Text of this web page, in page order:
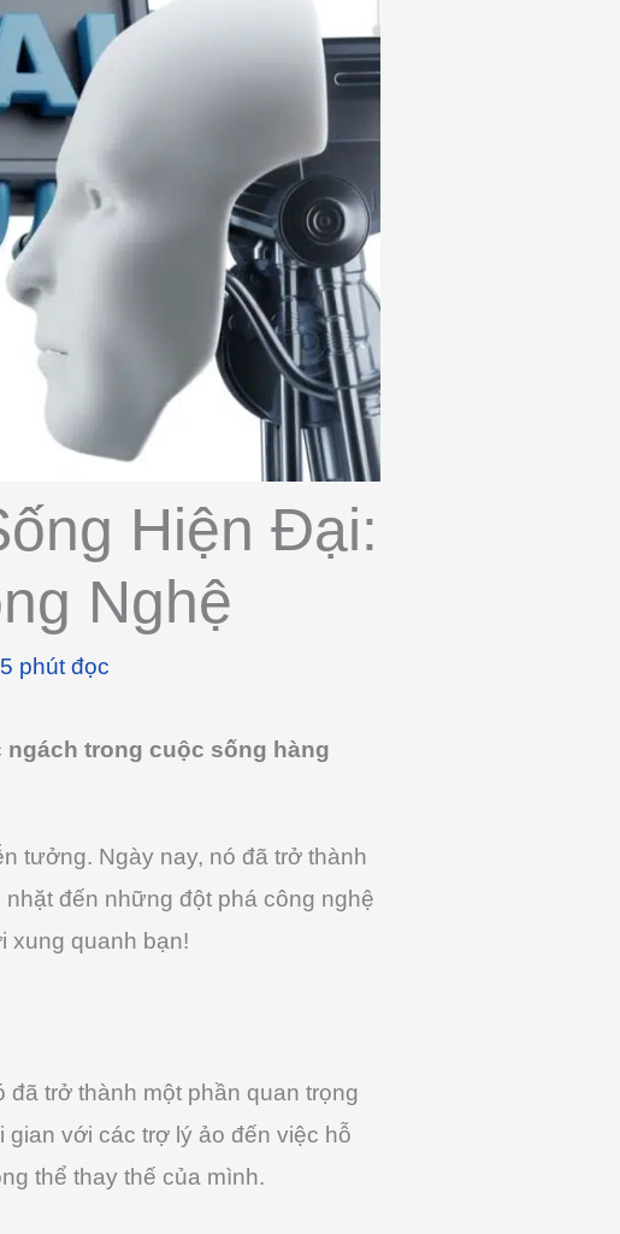
Hiện Đại:
Nghệ
5 phút đọc
ngách trong cuộc sống hàng
tưởng. Ngày nay, nó đã trở thành
đến những đột phá công nghệ
xung quanh bạn!
trở thành một phần quan trọng
với các trợ lý ảo đến việc hỗ
thể thay thế của mình.